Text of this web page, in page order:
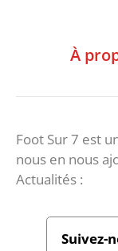
À
Foot Sur 7 est
nous en nous
Actualités :
Suivez-